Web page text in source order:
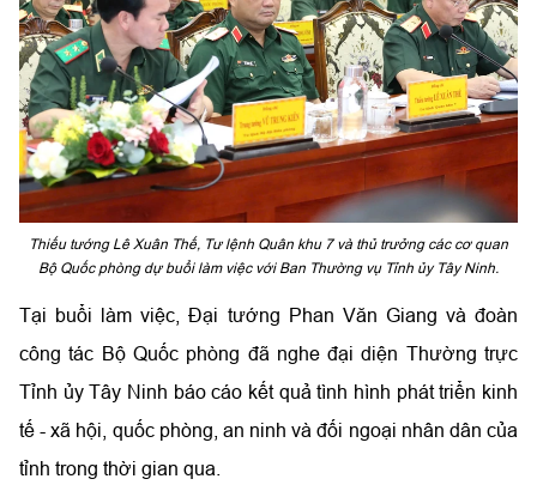
Thiếu tướng Lê Xuân Thế, Tư lệnh Quân khu 7 và thủ trưởng các cơ quan
Bộ Quốc phòng dự buổi làm việc với Ban Thường vụ Tỉnh ủy Tây Ninh.
Tại buổi làm việc, Đại tướng Phan Văn Giang và đoàn
công tác Bộ Quốc phòng đã nghe đại diện Thường trực
Tỉnh ủy Tây Ninh báo cáo kết quả tình hình phát triển kinh
tế - xã hội, quốc phòng, an ninh và đối ngoại nhân dân của
tỉnh trong thời gian qua.